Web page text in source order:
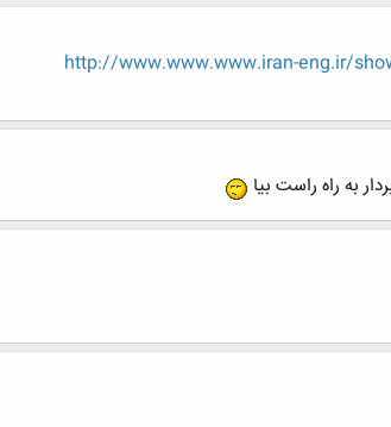
http://www.www.www.iran-eng.ir/
به راه راست بیا